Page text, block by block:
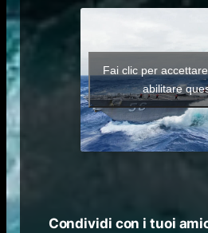
Fai clic per
abilitare
Condividi con i tuoi